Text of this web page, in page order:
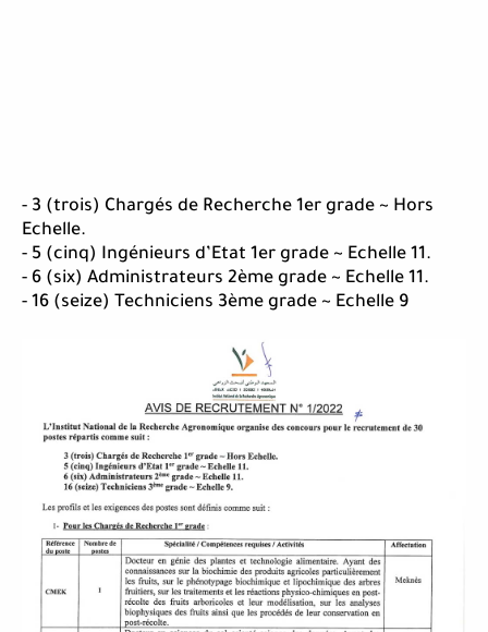
- 3 (trois) Chargés de Recherche 1er grade ~ Hors
Echelle.
- 5 (cinq) Ingénieurs d’Etat 1er grade ~ Echelle 11.
- 6 (six) Administrateurs 2ème grade ~ Echelle 11.
- 16 (seize) Techniciens 3ème grade ~ Echelle 9